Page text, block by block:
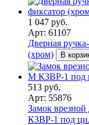
1 047 руб.
Арт: 61107
Дверная
(хром)
В
513 руб.
Арт: 55876
Замок
КЗВP-1 под